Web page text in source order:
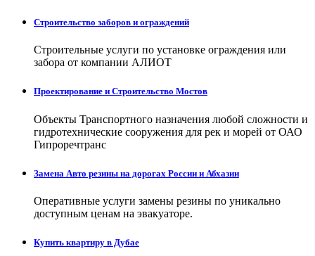
Строительство заборов и ограждений
Строительные услуги по установке ограждения или
забора от компании АЛИОТ
Проектирование и Строительство Мостов
Объекты Транспортного назначения любой сложности и
гидротехнические сооружения для рек и морей от ОАО
Гипроречтранс
Замена Авто резины на дорогах России и Абхазии
Оперативные услуги замены резины по уникально
доступным ценам на эвакуаторе.
Купить квартиру в Дубае